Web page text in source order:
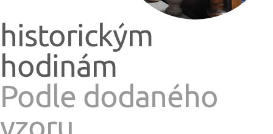
historickým
hodinám
Podle dodaného
vzoru